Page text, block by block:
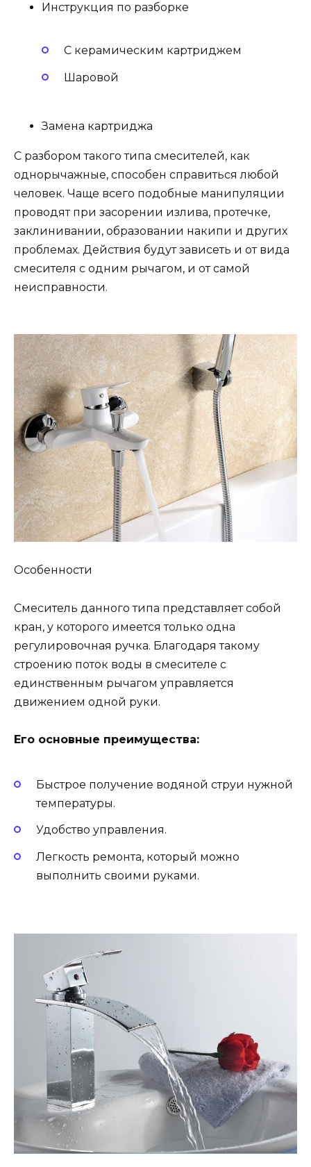
Инструкция по разборке
С керамическим картриджем
Шаровой
Замена картриджа
С разбором такого типа смесителей, как
однорычажные, способен справиться любой
человек. Чаще всего подобные манипуляции
проводят при засорении излива, протечке,
заклинивании, образовании накипи и других
проблемах. Действия будут зависеть и от вида
смесителя с одним рычагом, и от самой
неисправности.
Особенности
Смеситель данного типа представляет собой
кран, у которого имеется только одна
регулировочная ручка. Благодаря такому
строению поток воды в смесителе с
единственным рычагом управляется
движением одной руки.
Его основные преимущества:
Быстрое получение водяной струи нужной
температуры.
Удобство управления.
Легкость ремонта, который можно
выполнить своими руками.